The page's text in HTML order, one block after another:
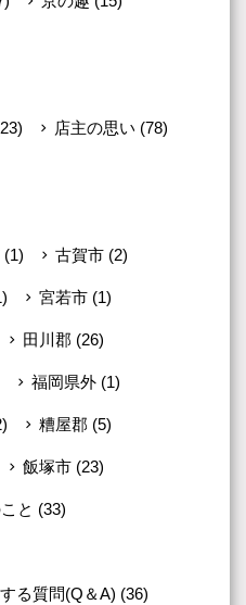
店主の思い (78)
(1) 古賀市 (2)
宮若市 (1)
田川郡 (26)
福岡県外 (1)
糟屋郡 (5)
飯塚市 (23)
と (33)
る質問(Q＆A) (36)